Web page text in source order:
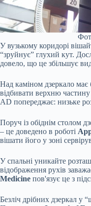
У вузькому коридорі
“зруйнує” глухий кут.
довело, що це збільшує
Над каміном дзеркало
відбивати верхню
AD попереджає: низьке
Поруч із обіднім столом
– це доведено в роботі
вішати його у зоні
У спальні уникайте
відображення рухів
Medicine пов'язує це з
Безліч дрібних дзеркал у